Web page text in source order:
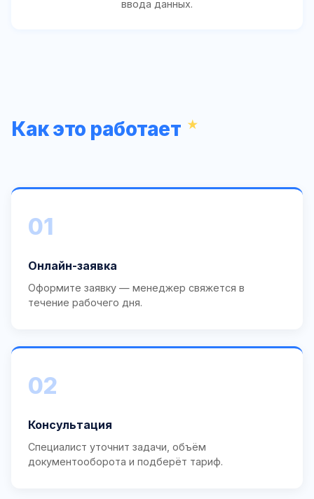
ввода данных.
Как это работает
01
Онлайн-заявка
Оформите заявку — менеджер свяжется в
течение рабочего дня.
02
Консультация
Специалист уточнит задачи, объём
документооборота и подберёт тариф.